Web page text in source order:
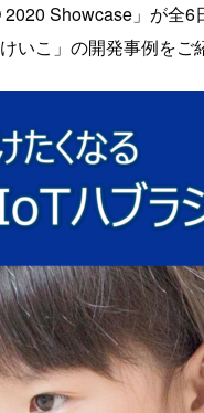
Showcase」が全
いこ」の開発事例をご